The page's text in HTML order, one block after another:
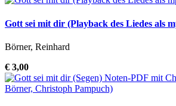
Gott sei mit dir (Playback des Liedes als
Börner, Reinhard
€ 3,00